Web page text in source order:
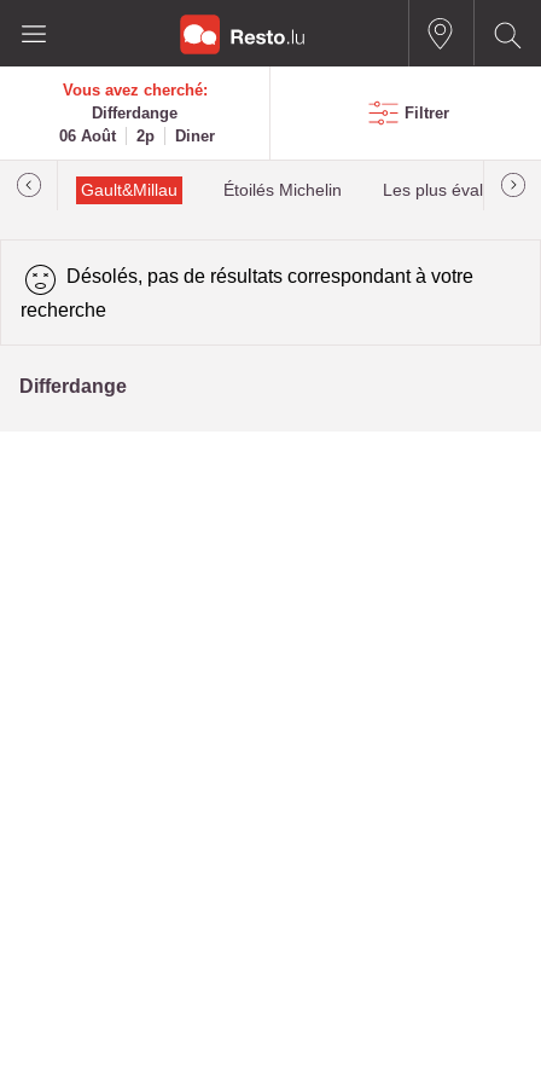
Vous avez cherché:
Differdange
06 Août
2p Diner
Filtrer
Gault&Millau Étoilés Michelin Les plus évalués
Désolés, pas de résultats correspondant à votre
recherche
Differdange